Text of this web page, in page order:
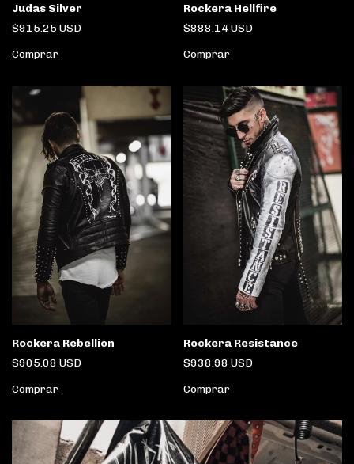
Judas Silver
$915.25 USD
Comprar
Rockera Hellfire
$888.14 USD
Comprar
Rockera Rebellion
$905.08 USD
Comprar
Rockera Resistance
$938.98 USD
Comprar